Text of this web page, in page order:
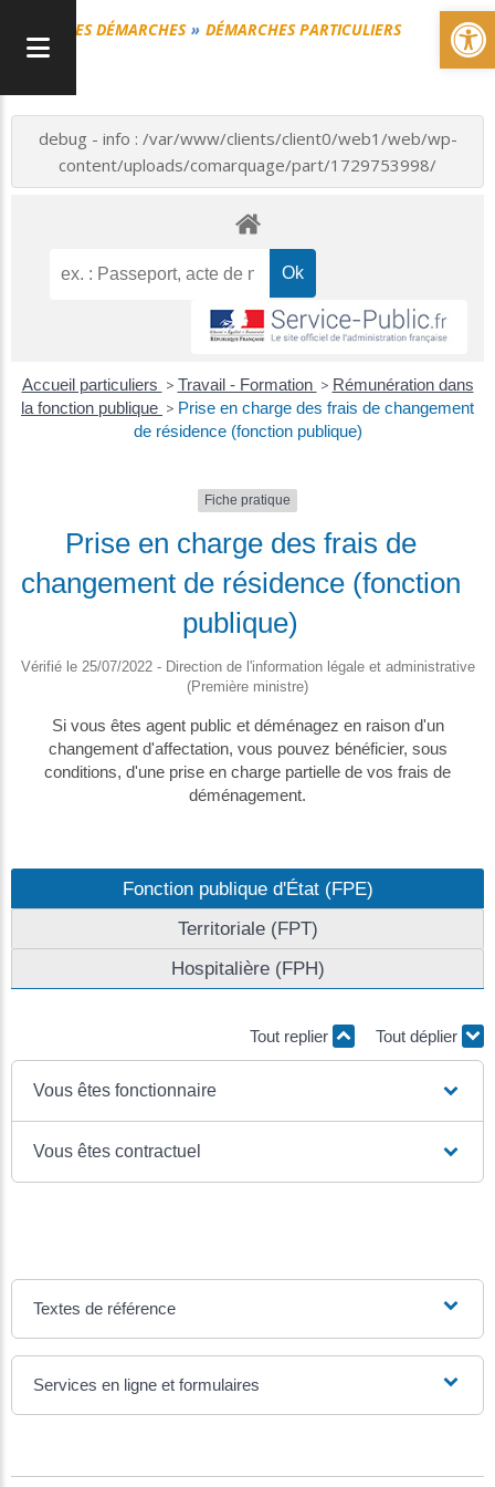
MES DÉMARCHES DÉMARCHES PARTICULIERS
debug - info : /var/www/clients/client0/web1/web/wp-
content/uploads/comarquage/part/1729753998/
Accueil particuliers > Travail - Formation > Rémunération dans
la fonction publique > Prise en charge des frais de changement
de résidence (fonction publique)
Fiche pratique
Prise en charge des frais de
changement de résidence (fonction
publique)
Vérifié le 25/07/2022 - Direction de l'information légale et administrative
(Première ministre)
Si vous êtes agent public et déménagez en raison d'un
changement d'affectation, vous pouvez bénéficier, sous
conditions, d'une prise en charge partielle de vos frais de
déménagement.
Fonction publique d'État (FPE)
Territoriale (FPT)
Hospitalière (FPH)
Tout replier Tout déplier
Vous êtes fonctionnaire
Vous êtes contractuel
Textes de référence
Services en ligne et formulaires